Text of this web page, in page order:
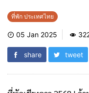
ที่พัก ประเทศไทย
05 Jan 2025
share tweet